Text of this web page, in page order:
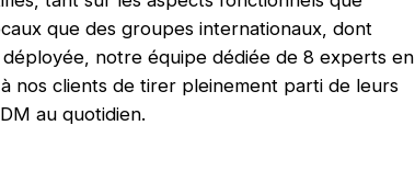
que des groupes internationaux, dont
notre équipe dédiée de 8 experts en
nos clients de tirer pleinement parti de leurs
au quotidien.